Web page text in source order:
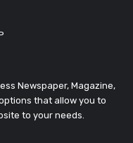
Newspaper, Magazine,
that allow you to
to your needs.